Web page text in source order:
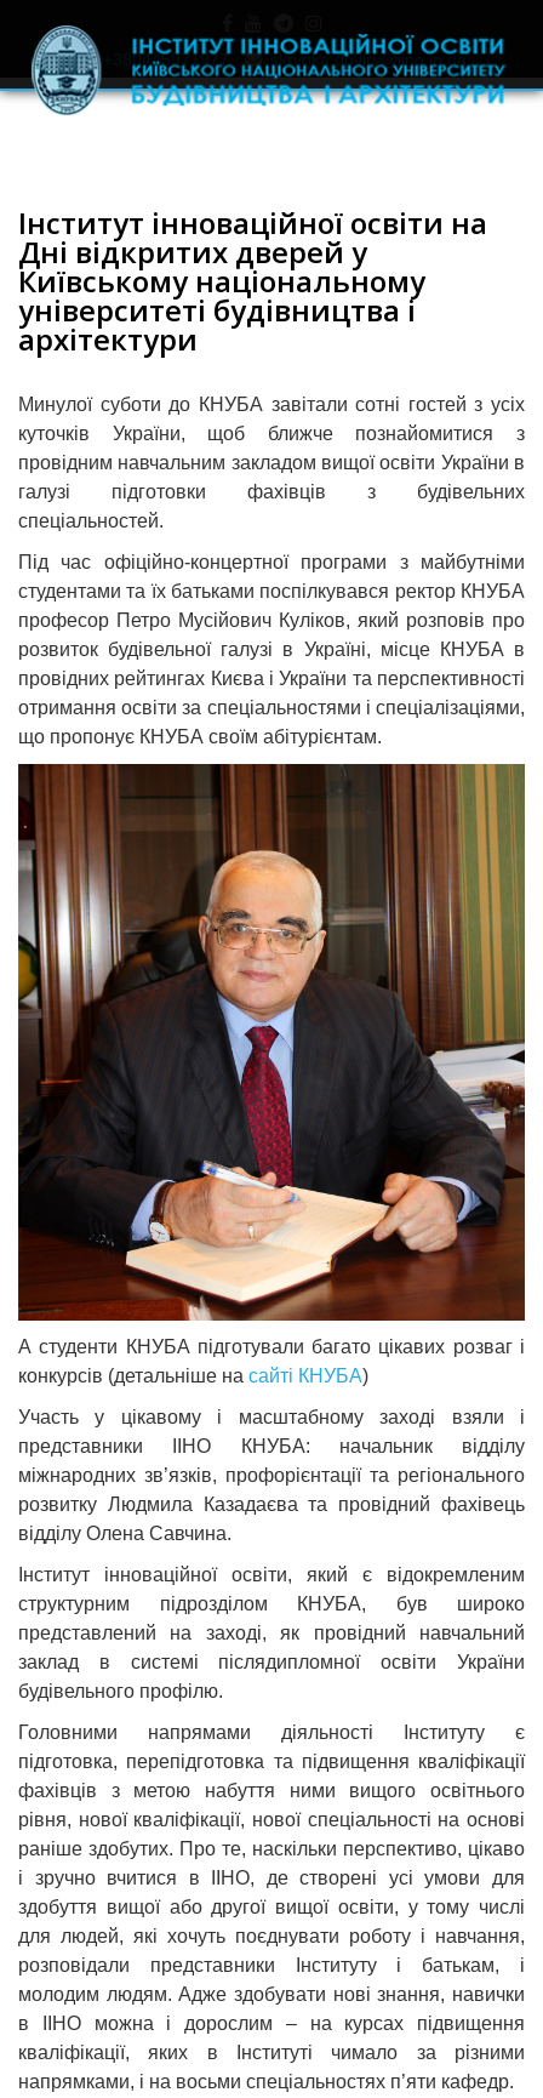
+380445971977 skrynka.doviry@iino.in.ua
Інститут інноваційної освіти на
Дні відкритих дверей у
Київському національному
університеті будівництва і
архітектури
Минулої суботи до КНУБА завітали сотні гостей з усіх
куточків України, щоб ближче познайомитися з
провідним навчальним закладом вищої освіти України в
галузі підготовки фахівців з будівельних
спеціальностей.
Під час офіційно-концертної програми з майбутніми
студентами та їх батьками поспілкувався ректор КНУБА
професор Петро Мусійович Куліков, який розповів про
розвиток будівельної галузі в Україні, місце КНУБА в
провідних рейтингах Києва і України та перспективності
отримання освіти за спеціальностями і спеціалізаціями,
що пропонує КНУБА своїм абітурієнтам.
А студенти КНУБА підготували багато цікавих розваг і
конкурсів (детальніше на сайті КНУБА)
Участь у цікавому і масштабному заході взяли і
представники ІІНО КНУБА: начальник відділу
міжнародних зв’язків, профорієнтації та регіонального
розвитку Людмила Казадаєва та провідний фахівець
відділу Олена Савчина.
Інститут інноваційної освіти, який є відокремленим
структурним підрозділом КНУБА, був широко
представлений на заході, як провідний навчальний
заклад в системі післядипломної освіти України
будівельного профілю.
Головними напрямами діяльності Інституту є
підготовка, перепідготовка та підвищення кваліфікації
фахівців з метою набуття ними вищого освітнього
рівня, нової кваліфікації, нової спеціальності на основі
раніше здобутих. Про те, наскільки перспективо, цікаво
і зручно вчитися в ІІНО, де створені усі умови для
здобуття вищої або другої вищої освіти, у тому числі
для людей, які хочуть поєднувати роботу і навчання,
розповідали представники Інституту і батькам, і
молодим людям. Адже здобувати нові знання, навички
в ІІНО можна і дорослим – на курсах підвищення
кваліфікації, яких в Інституті чимало за різними
напрямками, і на восьми спеціальностях п’яти кафедр.